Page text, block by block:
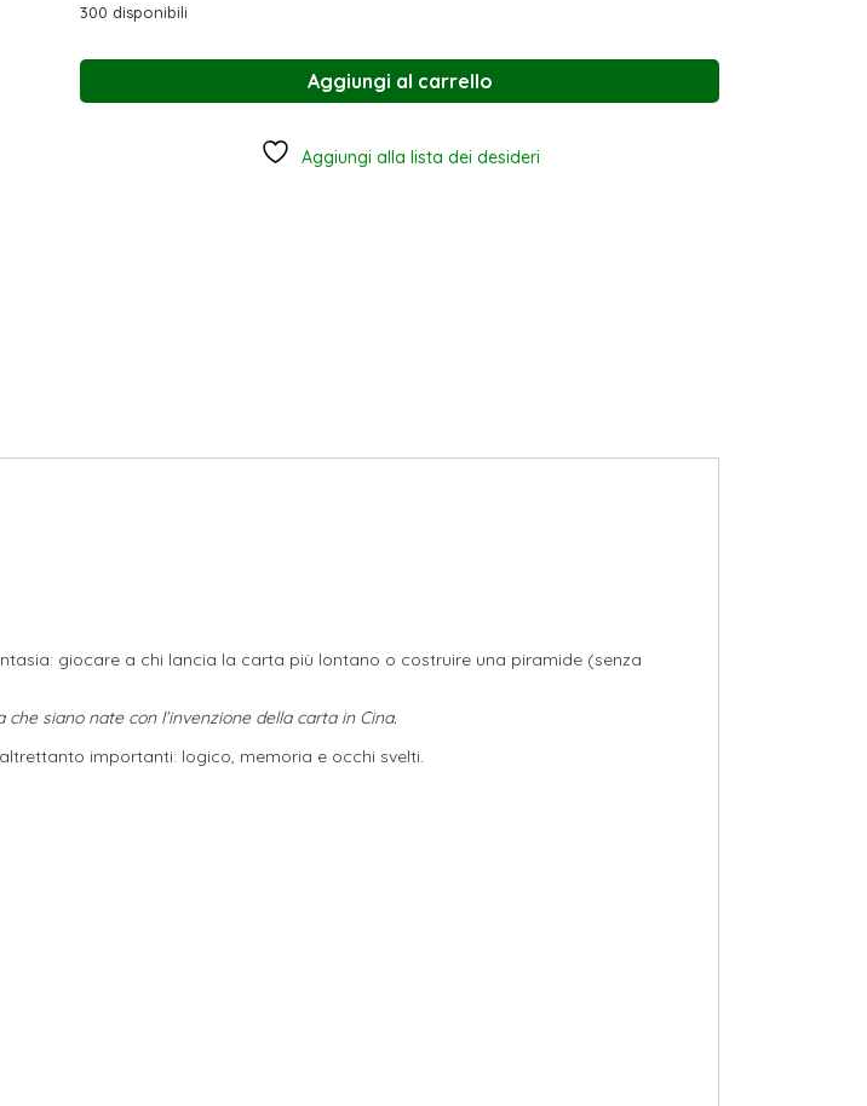
300 disponibili
Aggiungi al carrello
Aggiungi alla lista dei desideri
giocare a chi lancia la carta più lontano o costruire una piramide (senza
siano nate con l’invenzione della carta in Cina.
importanti: logico, memoria e occhi svelti.